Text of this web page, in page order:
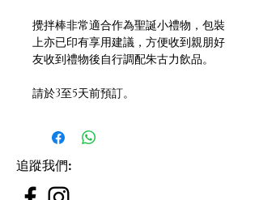
攪拌棒非常適合作為聖誕小禮物，包裝
上亦已印有享用建議，方便收到親朋好
友收到禮物後自行調配朱古力飲品。
請於3至5天前預訂。
追蹤我們: